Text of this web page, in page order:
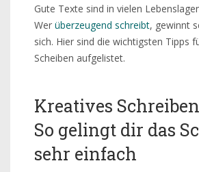
Gute Texte sind in vielen
Wer überzeugend schreibt, gewinnt
sich. Hier sind die wichtigsten Tipps
Scheiben aufgelistet.
Kreatives
So gelingt dir das
sehr einfach